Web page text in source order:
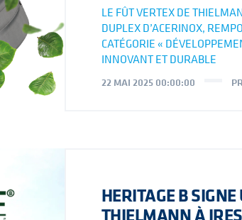
LE FÛT VERTEX DE
DUPLEX D’ACERINOX,
CATÉGORIE «
INNOVANT ET DURABLE
22 MAI 2025 00:00:00
HERITAGE B
THIELMANN À